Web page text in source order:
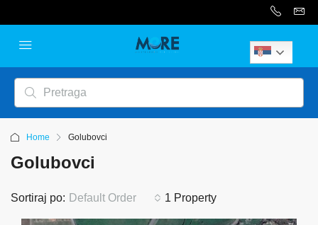
Home Golubovci
Golubovci
1 Property
Sortiraj po: Default Order
Serbian